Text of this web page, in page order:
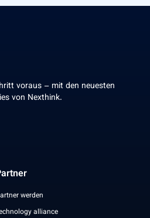
voraus – mit den neuesten
von Nexthink.
werden
alliance